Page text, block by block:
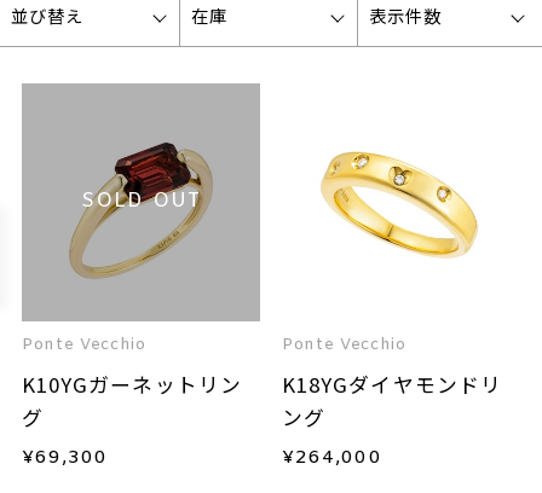
並び替え 在庫 表示件数
SOLD OUT
Ponte Vecchio
K10YGガーネットリン
グ
¥69,300
Ponte Vecchio
K18YGダイヤモンドリ
ング
¥264,000